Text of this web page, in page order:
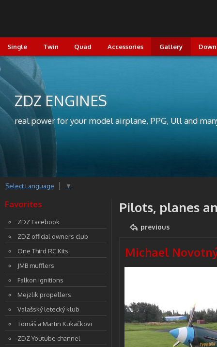
Single Twin Quad Accessories Gallery
ZDZ ENGINES
real power for your model airplane, PPG, Ull and
Pilots, planes
previous
Michael
Select Language ▼
Favorites
ZDZ Facebook
ZDZ official owners club
One Third RC Kits
JMB mufflers
Falkon ignitions
Mejzlik propellers
Valašský letecký klub
Tomáš a Martin Kukačkovi
ZDZ Youtube channel